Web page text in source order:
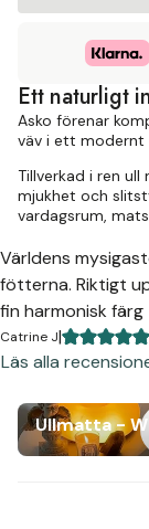
Ett naturligt
Asko förenar
väv i ett modernt
Tillverkad i ren
mjukhet och
vardagsrum,
Världens
fötterna. Riktigt
fin harmonisk färg
Catrine J|
Läs alla
Ullmatta -